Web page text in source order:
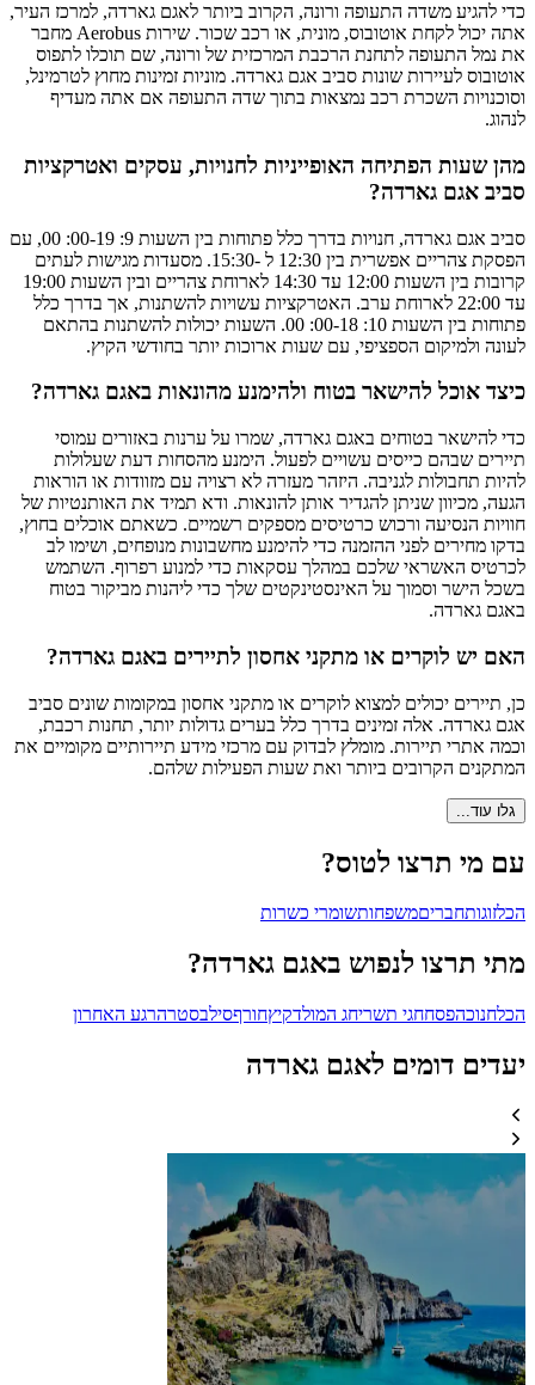
כדי להגיע משדה התעופה ורונה, הקרוב ביותר לאגם גארדה, למרכז העיר,
אתה יכול לקחת אוטובוס, מונית, או רכב שכור. שירות Aerobus מחבר
את נמל התעופה לתחנת הרכבת המרכזית של ורונה, שם תוכלו לתפוס
אוטובוס לעיירות שונות סביב אגם גארדה. מוניות זמינות מחוץ לטרמינל,
וסוכנויות השכרת רכב נמצאות בתוך שדה התעופה אם אתה מעדיף
לנהוג.
מהן שעות הפתיחה האופייניות לחנויות, עסקים ואטרקציות
סביב אגם גארדה?
סביב אגם גארדה, חנויות בדרך כלל פתוחות בין השעות 9: 00-19: 00, עם
הפסקת צהריים אפשרית בין 12:30 ל -15:30. מסעדות מגישות לעתים
קרובות בין השעות 12:00 עד 14:30 לארוחת צהריים ובין השעות 19:00
עד 22:00 לארוחת ערב. האטרקציות עשויות להשתנות, אך בדרך כלל
פתוחות בין השעות 10: 00-18: 00. השעות יכולות להשתנות בהתאם
לעונה ולמיקום הספציפי, עם שעות ארוכות יותר בחודשי הקיץ.
כיצד אוכל להישאר בטוח ולהימנע מהונאות באגם גארדה?
כדי להישאר בטוחים באגם גארדה, שמרו על ערנות באזורים עמוסי
תיירים שבהם כייסים עשויים לפעול. הימנע מהסחות דעת שעלולות
להיות תחבולות לגניבה. היזהר מעזרה לא רצויה עם מזוודות או הוראות
הגעה, מכיוון שניתן להגדיר אותן להונאות. ודא תמיד את האותנטיות של
חוויות הנסיעה ורכוש כרטיסים מספקים רשמיים. כשאתם אוכלים בחוץ,
בדקו מחירים לפני ההזמנה כדי להימנע מחשבונות מנופחים, ושימו לב
לכרטיס האשראי שלכם במהלך עסקאות כדי למנוע רפרוף. השתמש
בשכל הישר וסמוך על האינסטינקטים שלך כדי ליהנות מביקור בטוח
באגם גארדה.
האם יש לוקרים או מתקני אחסון לתיירים באגם גארדה?
כן, תיירים יכולים למצוא לוקרים או מתקני אחסון במקומות שונים סביב
אגם גארדה. אלה זמינים בדרך כלל בערים גדולות יותר, תחנות רכבת,
וכמה אתרי תיירות. מומלץ לבדוק עם מרכזי מידע תיירותיים מקומיים את
המתקנים הקרובים ביותר ואת שעות הפעילות שלהם.
גלו עוד...
עם מי תרצו לטוס?
הכלזוגותחבריםמשפחותשומרי כשרות
מתי תרצו לנפוש באגם גארדה?
הכלחנוכהפסחחגי תשריחג המולדקיץחורףסילבסטרהרגע האחרון
יעדים דומים לאגם גארדה